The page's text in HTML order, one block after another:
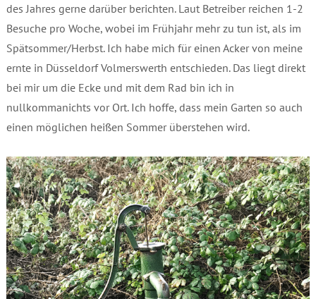
des Jahres gerne darüber berichten. Laut Betreiber reichen 1-2
Besuche pro Woche, wobei im Frühjahr mehr zu tun ist, als im
Spätsommer/Herbst. Ich habe mich für einen Acker von meine
ernte in Düsseldorf Volmerswerth entschieden. Das liegt direkt
bei mir um die Ecke und mit dem Rad bin ich in
nullkommanichts vor Ort. Ich hoffe, dass mein Garten so auch
einen möglichen heißen Sommer überstehen wird.